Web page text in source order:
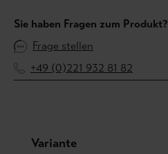
Sie haben Fragen zum Produkt?
Frage stellen
+49 (0)221 932 81 82
Produktgalerie überspringen
Variante